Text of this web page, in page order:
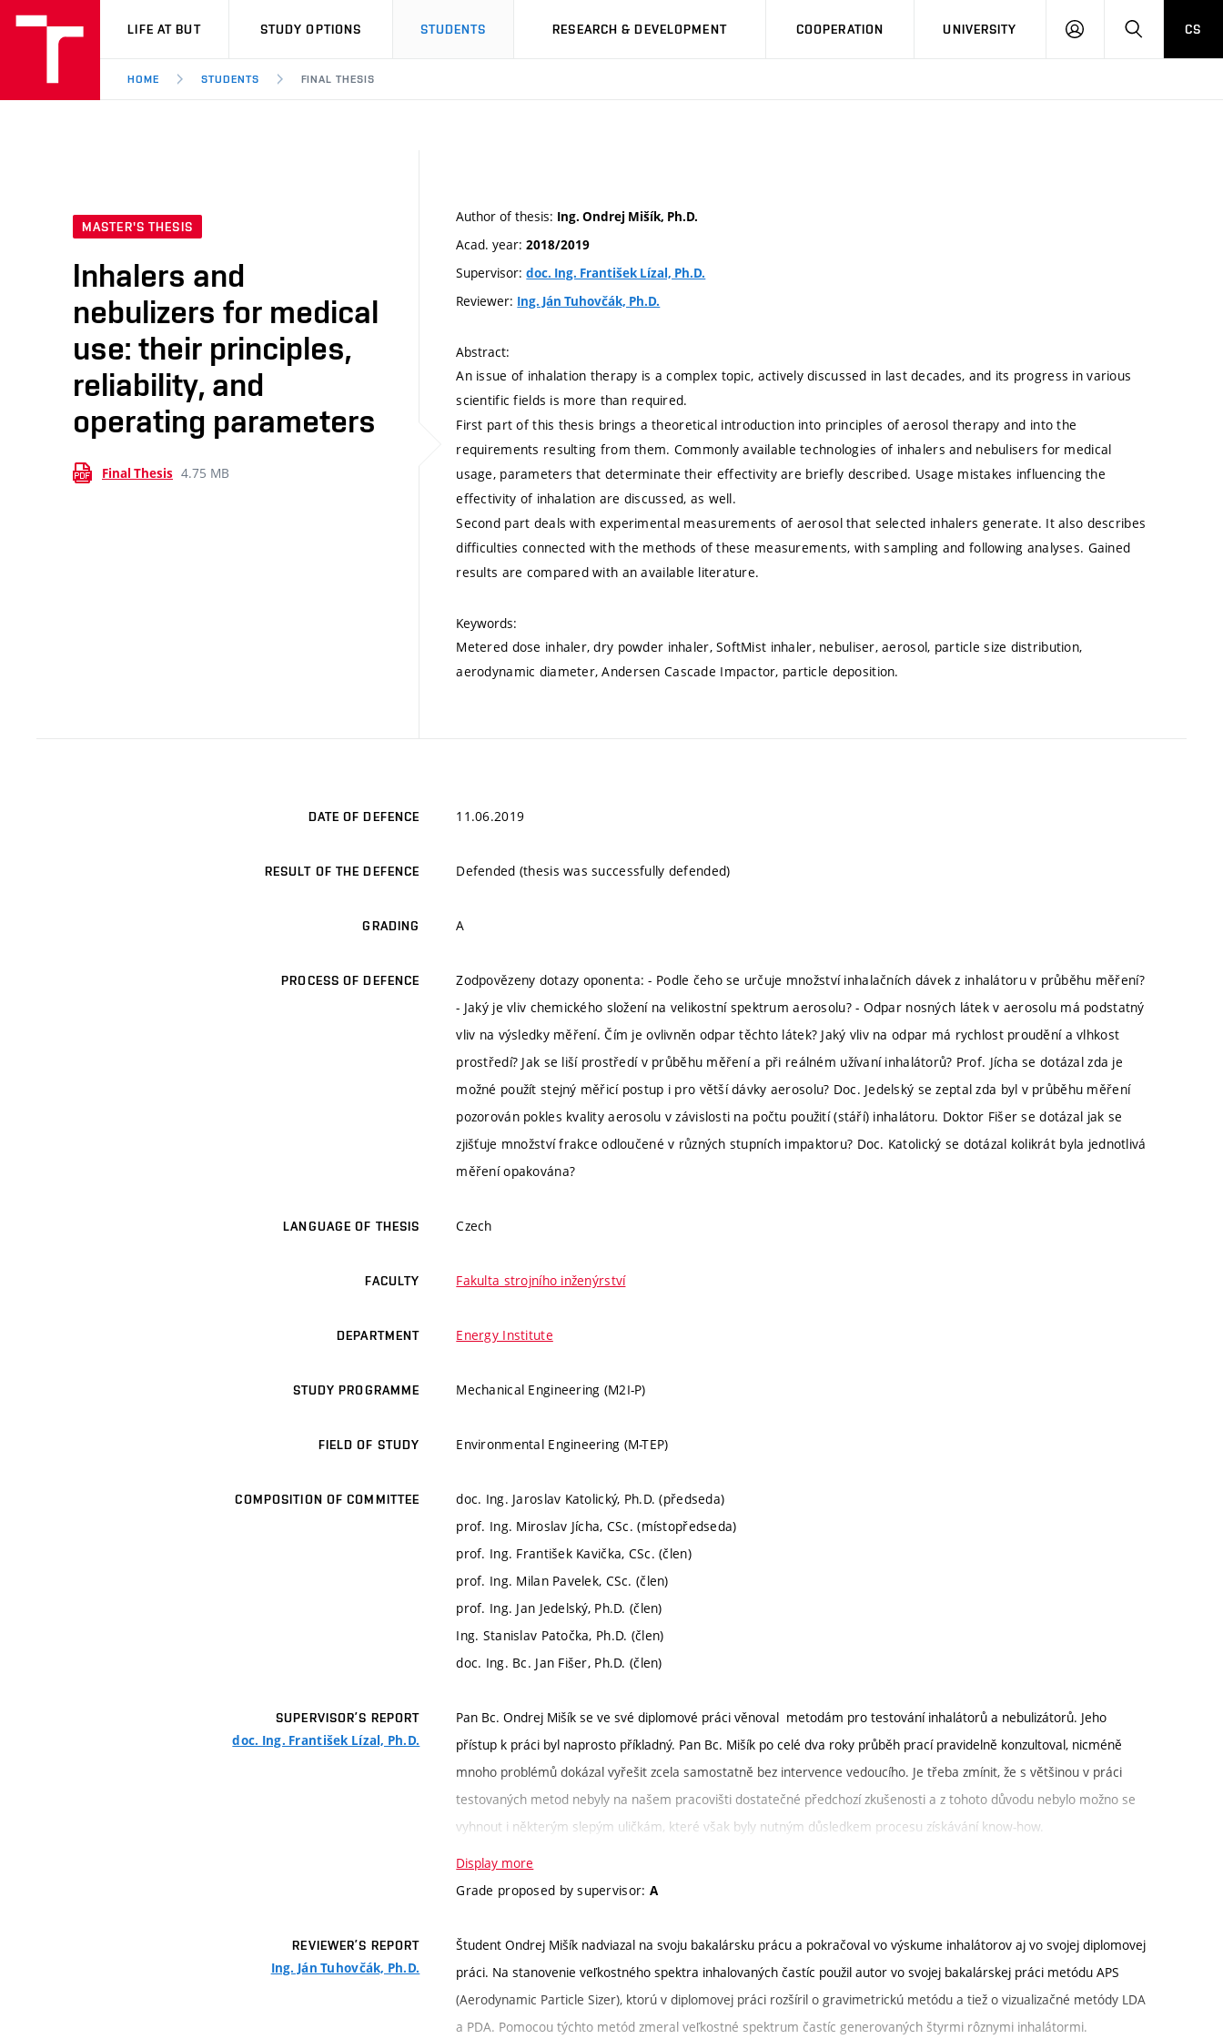
VUT
LIFE AT BUT STUDY OPTIONS STUDENTS RESEARCH & DEVELOPMENT COOPERATION UNIVERSITY
LOG
SEARCHCS
HOME STUDENTS FINAL THESIS
MASTER'S THESIS
Inhalers and
nebulizers for medical
use: their principles,
reliability, and
operating parameters
Final Thesis 4.75 MB
Author of thesis: Ing. Ondrej Mišík, Ph.D.
Acad. year:2018/2019
Supervisor:doc. Ing. František Lízal, Ph.D.
Reviewer: Ing. Ján Tuhovčák, Ph.D.
Abstract:
An issue of inhalation therapy is a complex topic, actively discussed in last decades, and its progress in various
scientific fields is more than required.
First part of this thesis brings a theoretical introduction into principles of aerosol therapy and into the
requirements resulting from them. Commonly available technologies of inhalers and nebulisers for medical
usage, parameters that determinate their effectivity are briefly described. Usage mistakes influencing the
effectivity of inhalation are discussed, as well.
Second part deals with experimental measurements of aerosol that selected inhalers generate. It also describes
difficulties connected with the methods of these measurements, with sampling and following analyses. Gained
results are compared with an available literature.
Keywords:
Metered dose inhaler, dry powder inhaler, SoftMist inhaler, nebuliser, aerosol, particle size distribution,
aerodynamic diameter, Andersen Cascade Impactor, particle deposition.
DATE OF DEFENCE 11.06.2019
RESULT OF THE DEFENCE Defended (thesis was successfully defended)
GRADING A
PROCESS OF DEFENCE
Zodpovězeny dotazy oponenta: - Podle čeho se určuje množství inhalačních dávek z inhalátoru v průběhu měření?
- Jaký je vliv chemického složení na velikostní spektrum aerosolu? - Odpar nosných látek v aerosolu má podstatný
vliv na výsledky měření. Čím je ovlivněn odpar těchto látek? Jaký vliv na odpar má rychlost proudění a vlhkost
prostředí? Jak se liší prostředí v průběhu měření a při reálném užívaní inhalátorů? Prof. Jícha se dotázal zda je
možné použít stejný měřicí postup i pro větší dávky aerosolu? Doc. Jedelský se zeptal zda byl v průběhu měření
pozorován pokles kvality aerosolu v závislosti na počtu použití (stáří) inhalátoru. Doktor Fišer se dotázal jak se
zjišťuje množství frakce odloučené v různých stupních impaktoru? Doc. Katolický se dotázal kolikrát byla jednotlivá
měření opakována?
LANGUAGE OF THESIS Czech
FACULTY Fakulta strojního inženýrství
DEPARTMENT Energy Institute
STUDY PROGRAMME Mechanical Engineering (M2I-P)
FIELD OF STUDY Environmental Engineering (M-TEP)
COMPOSITION OF COMMITTEE
doc. Ing. Jaroslav Katolický, Ph.D. (předseda)
prof. Ing. Miroslav Jícha, CSc. (místopředseda)
prof. Ing. František Kavička, CSc. (člen)
prof. Ing. Milan Pavelek, CSc. (člen)
prof. Ing. Jan Jedelský, Ph.D. (člen)
Ing. Stanislav Patočka, Ph.D. (člen)
doc. Ing. Bc. Jan Fišer, Ph.D. (člen)
SUPERVISOR’S REPORT
doc. Ing. František Lízal, Ph.D.
Pan Bc. Ondrej Mišík se ve své diplomové práci věnoval metodám pro testování inhalátorů a nebulizátorů. Jeho
přístup k práci byl naprosto příkladný. Pan Bc. Mišík po celé dva roky průběh prací pravidelně konzultoval, nicméně
mnoho problémů dokázal vyřešit zcela samostatně bez intervence vedoucího. Je třeba zmínit, že s většinou v práci
testovaných metod nebyly na našem pracovišti dostatečné předchozí zkušenosti a z tohoto důvodu nebylo možno se
vyhnout i některým slepým uličkám, které však byly nutným důsledkem procesu získávání know-how.
Jak rešeršní část, tak zejména experimentální část považuji za vysoce nadprůměrnou. Kladně hodnotím schopnost
studovat odbornou literaturu na pomezí věd inženýrských a lékařsko-farmaceutických v anglickém jazyce, a oceňuji
chvályhodný, zejména s ohledem na časovou a organizační náročnost experimentů. V neposlední řadě musím ocenit
schopnost kriticky hodnotit a analyzovat naměřené výsledky, hledat souvislosti a stanovovat závěry. Z výše uvedeného
je zřejmé, že práci považuji z pohledu vedoucího za mimořádně kvalitní a hodnotím stupněm A.
Display more
Grade proposed by supervisor: A
REVIEWER’S REPORT
Ing. Ján Tuhovčák, Ph.D.
Študent Ondrej Mišík nadviazal na svoju bakalársku prácu a pokračoval vo výskume inhalátorov aj vo svojej diplomovej
práci. Na stanovenie veľkostného spektra inhalovaných častíc použil autor vo svojej bakalárskej práci metódu APS
(Aerodynamic Particle Sizer), ktorú v diplomovej práci rozšíril o gravimetrickú metódu a tiež o vizualizačné metódy LDA
a PDA. Pomocou týchto metód zmeral veľkostné spektrum častíc generovaných štyrmi rôznymi inhalátormi.